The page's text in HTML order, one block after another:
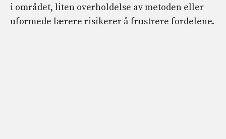
i området, liten overholdelse av metoden eller
uformede lærere risikerer å frustrere fordelene.